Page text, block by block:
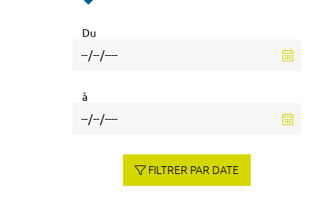
Du
à
FILTRER PAR DATE